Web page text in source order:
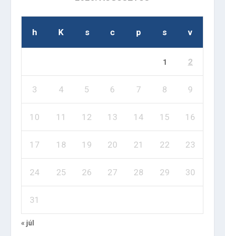
h K s c p s v
1 2
3 4 5 6 7 8 9
10 11 12 13 14 15 16
17 18 19 20 21 22 23
24 25 26 27 28 29 30
31
« júl